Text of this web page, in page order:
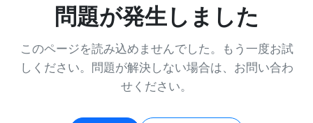
問題が発生しました
このページを読み込めませんでした。もう一度お試
しください。問題が解決しない場合は、お問い合わ
せください。